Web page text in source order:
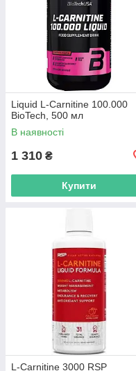
Liquid L-Carnitine 100.000
BioTech, 500 мл
В наявності
1 310 ₴
Купити
L-Carnitine 3000 RSP